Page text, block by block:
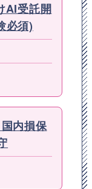
AI受託開
必須)
内損保